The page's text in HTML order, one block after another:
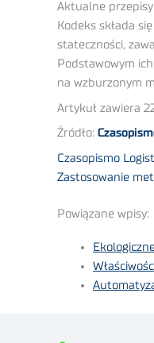
Aktualne
Kodeks składa
stateczności,
Podstawowym
na wzburzonym
Artykuł zawiera
Źródło:
Czasopismo
Zastosowanie
Powiązane wpisy: